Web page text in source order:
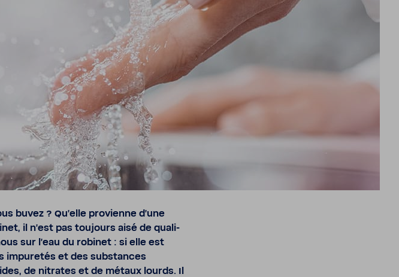
buvez ? Qu’elle provienne d’une
il n’est pas toujours aisé de quali­
sur l’eau du robinet : si elle est
impu­retés et des substances
de nitrates et de métaux lourds. Il